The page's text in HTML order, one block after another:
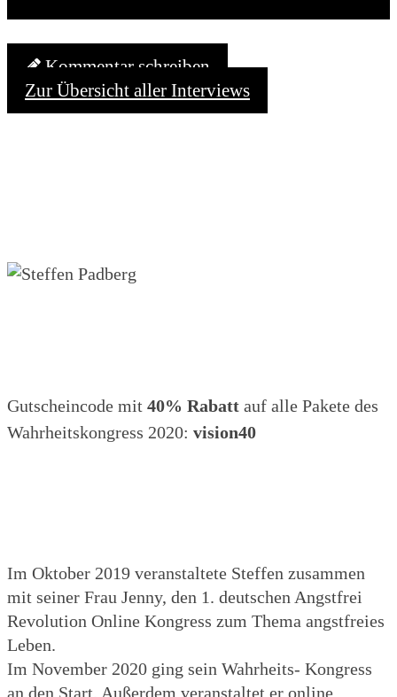
Kommentar schreiben
Zur Übersicht aller Interviews
Gutscheincode mit 40% Rabatt auf alle Pakete des
Wahrheitskongress 2020: vision40
Im Oktober 2019 veranstaltete Steffen zusammen
mit seiner Frau Jenny, den 1. deutschen Angstfrei
Revolution Online Kongress zum Thema angstfreies
Leben.
Im November 2020 ging sein Wahrheits- Kongress
an den Start. Außerdem veranstaltet er online